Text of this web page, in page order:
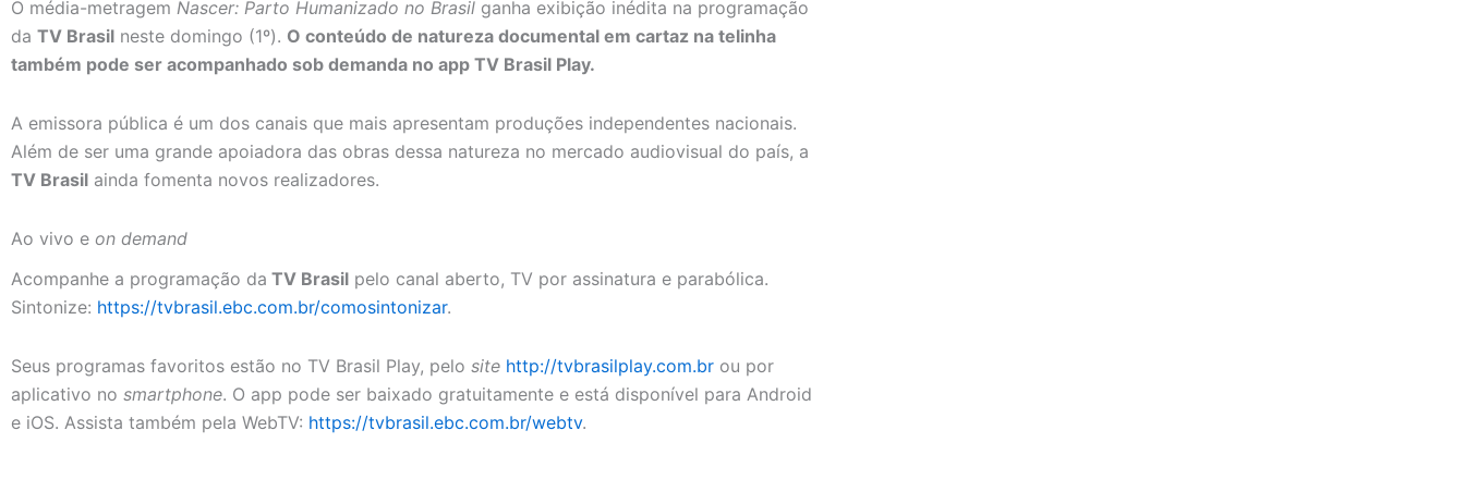
O média-metragem Nascer: Parto Humanizado no Brasil ganha exibição inédita na programação
da TV Brasil neste domingo (1º). O conteúdo de natureza documental em cartaz na telinha
também pode ser acompanhado sob demanda no app TV Brasil Play.
A emissora pública é um dos canais que mais apresentam produções independentes nacionais.
Além de ser uma grande apoiadora das obras dessa natureza no mercado audiovisual do país, a
TV Brasil ainda fomenta novos realizadores.
Ao vivo e on demand
Acompanhe a programação da TV Brasil pelo canal aberto, TV por assinatura e parabólica.
Sintonize: https://tvbrasil.ebc.com.br/comosintonizar.
Seus programas favoritos estão no TV Brasil Play, pelo site http://tvbrasilplay.com.br ou por
aplicativo no smartphone. O app pode ser baixado gratuitamente e está disponível para Android
e iOS. Assista também pela WebTV: https://tvbrasil.ebc.com.br/webtv.